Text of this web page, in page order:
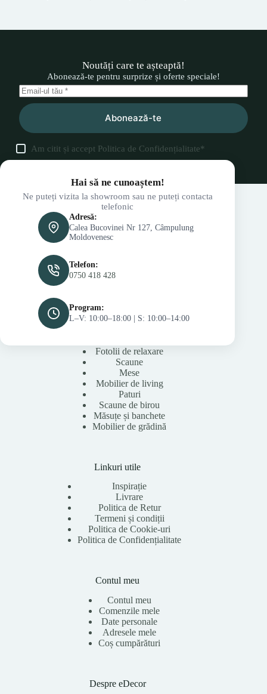
Noutăți care te așteaptă!
Abonează-te pentru surprize și oferte speciale!
Abonează-te
Am citit și accept Politica de Confidențialitate*
Hai să ne cunoaștem!
Ne puteți vizita la showroom sau ne puteți contacta
telefonic
Adresă:
Calea Bucovinei Nr 127, Câmpulung
Moldovenesc
Telefon:
0750 418 428
Program:
L–V: 10:00–18:00 | S: 10:00–14:00
Fotolii de relaxare
Scaune
Mese
Mobilier de living
Paturi
Scaune de birou
Măsuțe și banchete
Mobilier de grădină
Linkuri utile
Inspirație
Livrare
Politica de Retur
Termeni și condiții
Politica de Cookie-uri
Politica de Confidențialitate
Contul meu
Contul meu
Comenzile mele
Date personale
Adresele mele
Coș cumpărături
Despre eDecor